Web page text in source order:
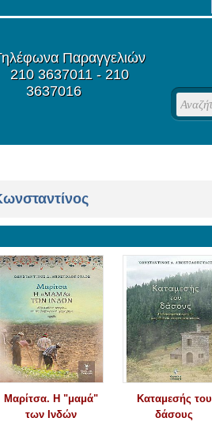
Παραγγελιών
210 3637011 - 210
3637016
Μαρίτσα. Η "μαμά"
των Ινδών
Καταμεσής του
δάσους